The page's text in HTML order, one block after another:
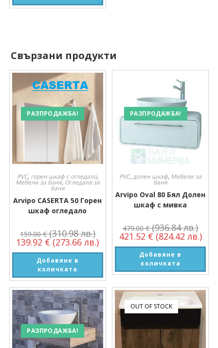
Свързани продукти
РАЗПРОДАЖБА!
PVC, горен шкаф с огледало,
Мебели за баня, Огледала за
баня
Arvipo CASERTA 50 Горен
шкаф огледало
159.00€ (310.98 лв.)
139.92 € (273.66 лв.)
Добавяне в
количката
РАЗПРОДАЖБА!
PVC,долен шкаф, Мебели за
баня
Arvipo Oval 80 Бял Долен
шкаф с мивка
479.00€ (936.84 лв.)
421.52 € (824.42 лв.)
Добавяне в
количката
РАЗПРОДАЖБА!
OUT OF STOCK